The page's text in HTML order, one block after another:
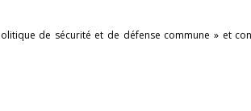
de sécurité et de défense commune » et